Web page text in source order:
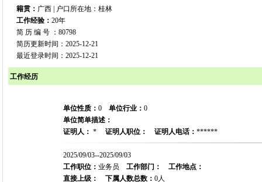
籍贯： 广西 | 户口所在地：桂林
工作经验： 20年
简 历 编 号 ：80798
简历更新时间：2025-12-21
最近登录时间：2025-12-21
工作经历
单位性质： 0 单位行业： 0
单位简单描述：
证明人： * 证明人职位： 证明人电话： ******
2025/09/03--2025/09/03
工作职位： 业务员 工作部门：
工作地点：
直接上级：
下属人数总数： 0人